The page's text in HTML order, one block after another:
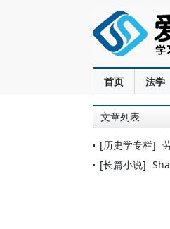
首页 法学
文章列表
[历史学专栏]
[长篇小说]